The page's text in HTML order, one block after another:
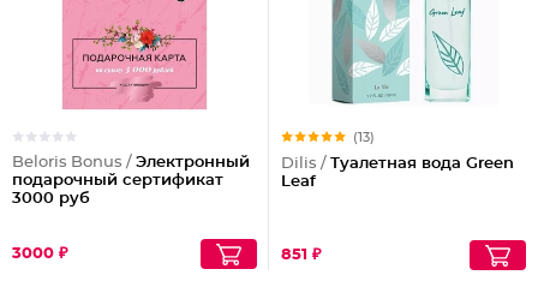
Beloris Bonus / Электронный
подарочный сертификат
3000 руб
3000 ₽
(13)
Dilis / Туалетная вода Green
Leaf
851 ₽